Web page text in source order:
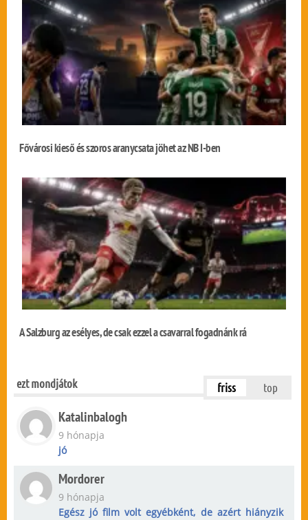
Fővárosi kieső és szoros aranycsata jöhet az NB I-ben
A Salzburg az esélyes, de csak ezzel a csavarral fogadnánk rá
ezt mondjátok friss top
Katalinbalogh
9 hónapja
jó
Mordorer
9 hónapja
Egész jó film volt egyébként, de azért hiányzik